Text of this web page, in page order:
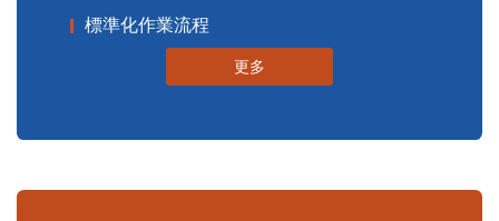
標準化作業流程
更多